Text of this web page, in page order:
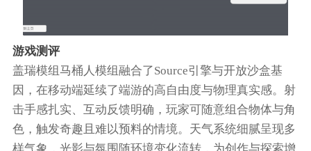
游戏测评
盖瑞模组马桶人模组融合了Source引擎与开放沙盒基
因，在移动端延续了端游的高自由度与物理真实感。射
击手感扎实、互动反馈明确，玩家可随意组合物体与角
色，触发奇趣且难以预料的情境。天气系统细腻呈现多